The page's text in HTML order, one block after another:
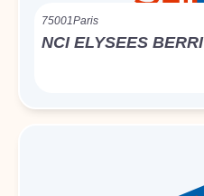
75001Paris
NCI ELYSEES BERRI